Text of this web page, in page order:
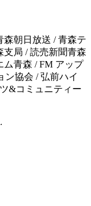
森朝日放送 /青森テ
支局 /読売新聞青森
ム青森 /FM アップ
ン協会 /弘前ハイ
&コミュニティー